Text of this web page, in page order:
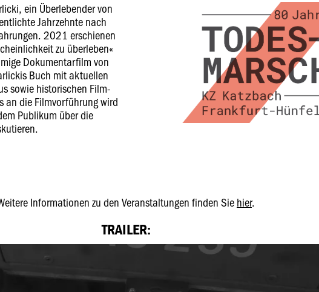
ein Überlebender von
Jahrzehnte nach
2021 erschienen
zu überleben«
Dokumentarfilm von
Buch mit aktuellen
sowie historischen Film-
an die Filmvorführung wird
Publikum über die
Informationen zu den Veranstaltungen finden Sie hier.
TRAILER: